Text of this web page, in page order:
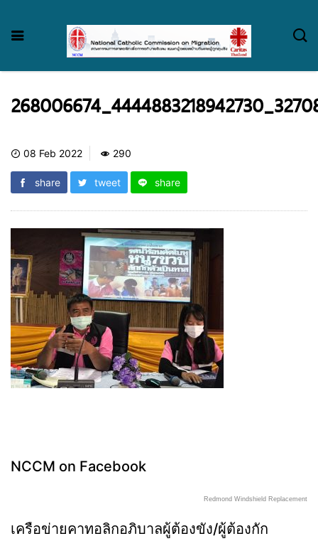
08 Feb 2022 290
share tweet share
NCCM on Facebook
Redmond Windshield Replacement
เครือข่ายคาทอลิกอภิบาลผู้ต้องขัง/ผู้ต้องกัก